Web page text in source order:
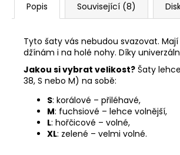
Popis Související (8)
Tyto šaty vás nebudou svazovat. Mají
džínám i na holé nohy. Díky
Jakou si vybrat velikost? Šaty
38, S nebo M) na sobě:
S: korálové – přiléhavé,
M: fuchsiové – lehce volnější,
L: hořčicové – volné,
XL: zelené – velmi volné.